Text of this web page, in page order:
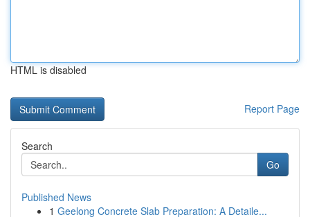
HTML is disabled
Report Page
Search
Go
Published News
1 Geelong Concrete Slab Preparation: A Detaile...